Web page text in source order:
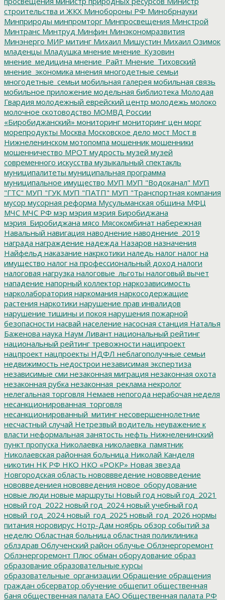
строительства и ЖКХ Минобороны РФ Минобрнауки
Минприроды минпромторг Минпросвещения Минстрой
Минтранс Минтруд Минфин Минэкономразвития
Минэнерго МИР митинг Михаил Мишустин Михаил Озимок
младенцы Младушка мнение мнение_Кузовин
мнение_медицина мнение_Райт Мнение_Тиховский
мнение_экономика мнения многодетные семьи
многодетные_семьи мобильная галерея мобильная связь
мобильное приложение модельная библиотека Молодая
Гвардия молодежный еврейский центр молодежь молоко
молочное скотоводство МОМВД России
«Биробиджанский» мониторинг мониторинг цен морг
морепродукты Москва Московское дело мост Мост в
Нижнеленинском мотопомпа мошенник мошенники
мошенничество МРОТ мудрость музей музей
современного искусства музыкальный спектакль
муниципалитеты муниципальная программа
муниципальное имущество МУП МУП "Водоканал" МУП
"ГТС" МУП "ГУК МУП "ПАТП" МУП "Транспортная компания
мусор мусорная реформа Мусульманская община МФЦ
МЧС МЧС РФ мэр мэрия мэрия Биробиджана
мэрия_Биробиджана мясо Мясокомбинат набережная
Навальный навигация наводнение наводнение_2019
награда награждение надежда Назаров назначения
Найфельд наказание накркотики наледь налог налог на
имущество налог на профессиональный доход налоги
налоговая нагрузка налоговые_льготы налоговый вычет
нападение напорный коллектор наркозависимость
нарколаборатория наркомания наркосодержащие
растения наркотики нарушение прав инвалидов
нарушение тишины и покоя нарушения пожарной
безопасности насвай население насосная станция Наталья
Баженова наука Наум Ливант национальный рейтинг
национальный рейтинг тревожности наципроект
нацпроект нацпроекты НДФЛ неблагополучные семьи
недвижимость недострои независимая экспертиза
независимые сми незаконная миграция незаконная охота
незаконная рубка незаконная_реклама некролог
нелегальная торговля Немаев непогода нерабочая неделя
несанкционированная_торговля
несанкционированный_митинг несовершеннолетние
несчастный случай Нетрезвый водитель неуважение к
власти неформальная занятость нефть Нижнеленинский
пункт пропуска Николаевка николаевка_памятник
Николаевская районная больница Николай Канделя
никотин НК РФ НКО НКО «РОКР» Новая звезда
Новгородская область нововвведение нововведение
нововведениея нововведения новое_оборудование
новые люди новые маршруты Новый год новый год_2021
новый год_2022 новый год_2024 новый учебный год
новый_год_2024 новый_год_2025 новый_год_2026 нормы
питания норовирус Нотр-Дам ноябрь обзор событий за
неделю Областная больница областная поликлиника
облздрав Облученский район облучье Облэнергоремонт
Облэнергоремонт Плюс обман оборудование образ
образование образовательные курсы
образовательные_организации Обращение обращения
граждан обсерватор обучение общепит общественная
баня общественная палата ЕАО Общественная палата РФ